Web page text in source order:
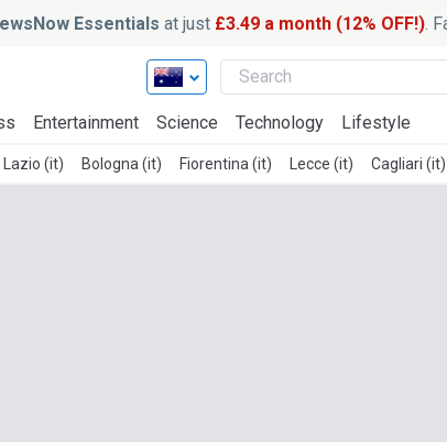
Essentials at just £3.49 a month (12% OFF!).
Entertainment Science Technology Lifestyle
Lazio (it) Bologna (it) Fiorentina (it) Lecce (it) Cagliari (it)